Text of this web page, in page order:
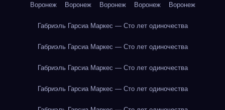
Воронеж Воронеж Воронеж Воронеж Воронеж
Габриэль Гарсиа Маркес — Сто лет одиночества
Габриэль Гарсиа Маркес — Сто лет одиночества
Габриэль Гарсиа Маркес — Сто лет одиночества
Габриэль Гарсиа Маркес — Сто лет одиночества